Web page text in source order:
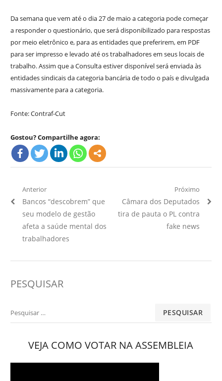
Da semana que vem até o dia 27 de maio a categoria pode começar
a responder o questionário, que será disponibilizado para respostas
por meio eletrônico e, para as entidades que preferirem, em PDF
para ser impresso e levado até os trabalhadores em seus locais de
trabalho. Assim que a Consulta estiver disponível será enviada às
entidades sindicais da categoria bancária de todo o país e divulgada
massivamente para a categoria.
Fonte: Contraf-Cut
Gostou? Compartilhe agora:
Navegação
de
Post
Anterior
Artigo
Anterior:
Bancos “descobrem” que
seu modelo de gestão
afeta a saúde mental dos
trabalhadores
Próximo
Próximo
Artigo:
Câmara dos Deputados
tira de pauta o PL contra
fake news
PESQUISAR
Pesquisar
VEJA COMO VOTAR NA ASSEMBLEIA